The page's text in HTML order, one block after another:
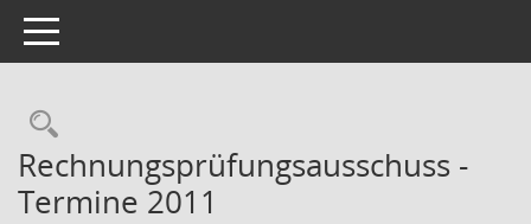
Toggle navigation
Rechercheauswahl
Rechnungsprüfungsausschuss -
Termine 2011